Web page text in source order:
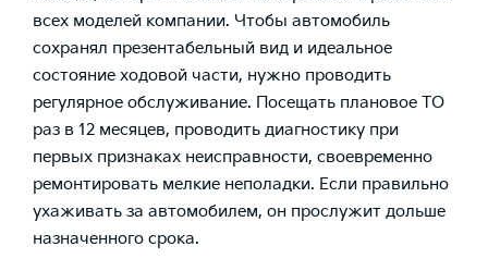
всех моделей компании. Чтобы автомобиль
сохранял презентабельный вид и идеальное
состояние ходовой части, нужно проводить
регулярное обслуживание. Посещать плановое ТО
раз в 12 месяцев, проводить диагностику при
первых признаках неисправности, своевременно
ремонтировать мелкие неполадки. Если правильно
ухаживать за автомобилем, он прослужит дольше
назначенного срока.